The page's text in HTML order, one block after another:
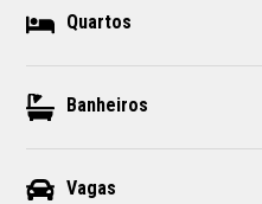
Quartos
Banheiros
Vagas